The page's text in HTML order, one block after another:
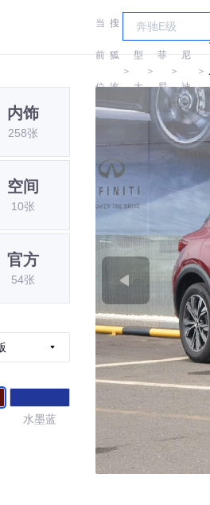
当
前
位
置:
搜
狐
汽
车
＞
车
型
大
全
＞
英
菲
尼
迪
＞
尼
迪
(进
口)
＞
内饰
258张
空间
10张
官方
54张
水墨蓝